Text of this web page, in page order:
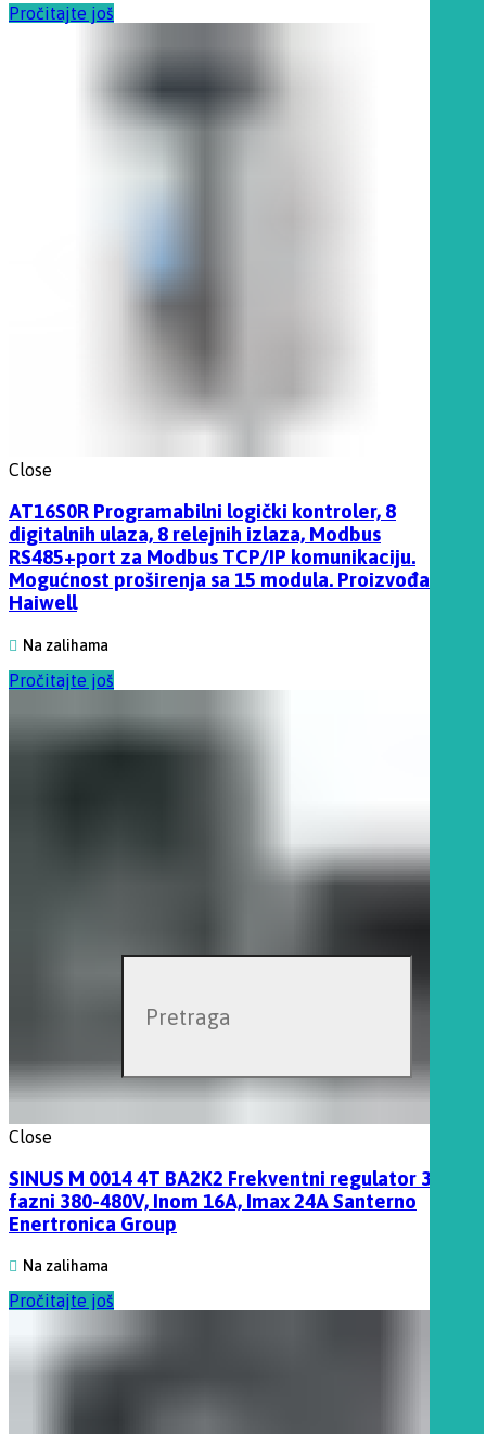
Pročitajte još
Close
AT16S0R Programabilni logički kontroler, 8
digitalnih ulaza, 8 relejnih izlaza, Modbus
RS485+port za Modbus TCP/IP komunikaciju.
Mogućnost proširenja sa 15 modula. Proizvođač
Haiwell
Na zalihama
Pročitajte još
Close
SINUS M 0014 4T BA2K2 Frekventni regulator 3
fazni 380-480V, Inom 16A, Imax 24A Santerno
Enertronica Group
Na zalihama
Pročitajte još